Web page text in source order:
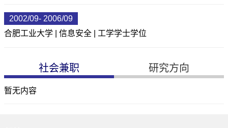
2002/09- 2006/09
合肥工业大学 | 信息安全 | 工学学士学位
社会兼职 研究方向
暂无内容